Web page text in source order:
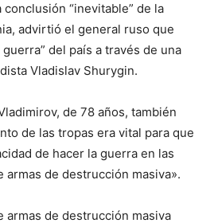
“inevitable” de la
advirtió el general ruso que
del país a través de una
Vladislav Shurygin.
de 78 años, también
de las tropas era vital para que
de hacer la guerra en las
de destrucción masiva».
armas de destrucción masiva